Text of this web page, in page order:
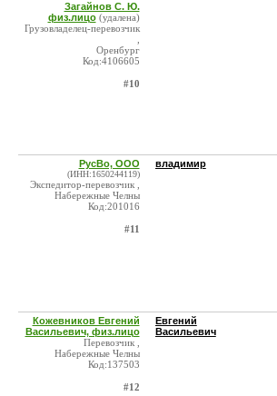
Загайнов С. Ю.
физ.лицо (удалена)
Грузовладелец-перевозчик
Оренбург
Код:4106605
#10
РусВо, ООО
(ИНН:1650244119)
Экспедитор-перевозчик ,
Набережные Челны
Код:201016
#11
владимир
Кожевников Евгений
Васильевич, физ.лицо
Перевозчик ,
Набережные Челны
Код:137503
#12
Евгений
Васильевич